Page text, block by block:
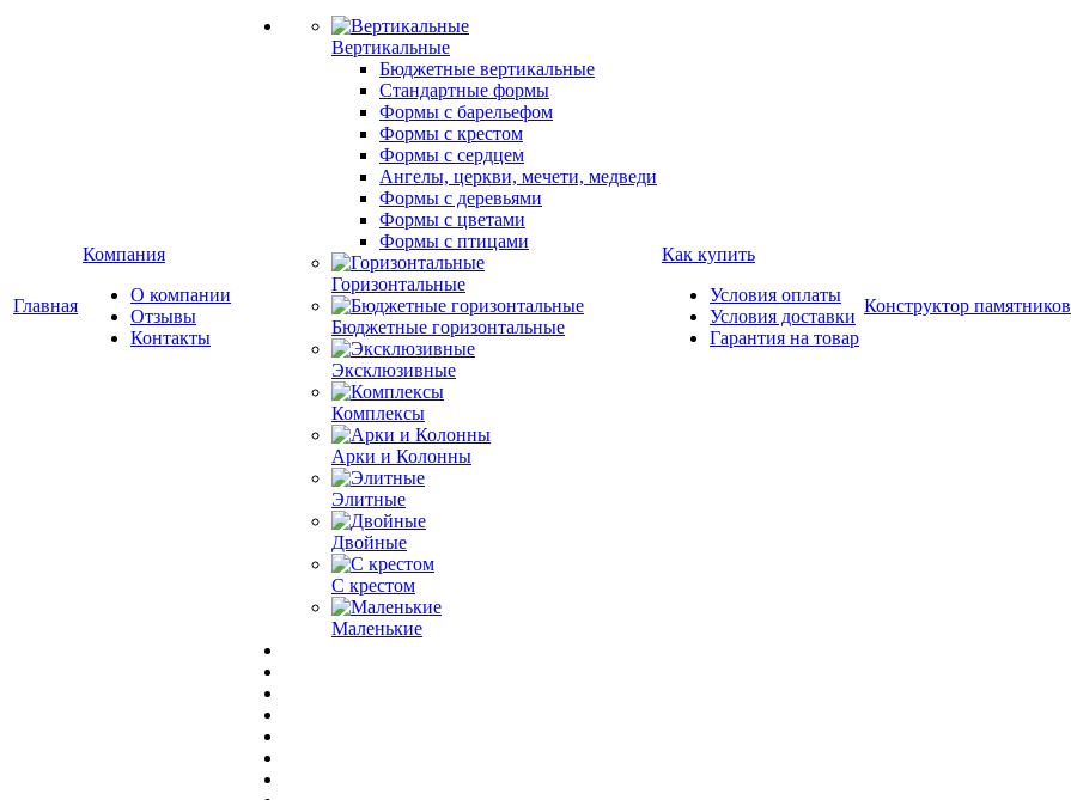
Главная
Компания
О компании
Отзывы
Контакты
Вертикальные
Бюджетные вертикальные
Стандартные формы
Формы с барельефом
Формы с крестом
Формы с сердцем
Ангелы, церкви, мечети, медведи
Формы с деревьями
Формы с цветами
Формы с птицами
Горизонтальные
Бюджетные горизонтальные
Эксклюзивные
Комплексы
Арки и Колонны
Элитные
Двойные
С крестом
Маленькие
Как купить
Условия оплаты
Условия доставки
Гарантия на товар
Конструктор памятников